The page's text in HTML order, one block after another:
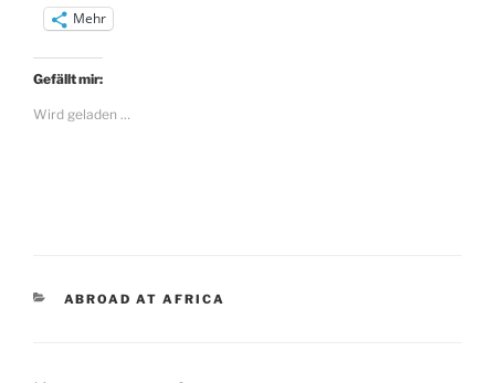
Mehr
Gefällt mir:
Wird geladen …
KATEGORIEN
ABROAD AT AFRICA